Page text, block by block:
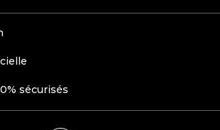
sécurisés